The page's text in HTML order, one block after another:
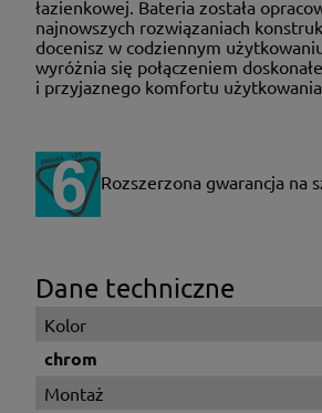
łazienkowej. Bateria została
najnowszych rozwiązaniach
docenisz w codziennym
wyróżnia się połączeniem
i przyjaznego komfortu
Rozszerzona gwarancja na
Dane techniczne
Kolor
chrom
Montaż